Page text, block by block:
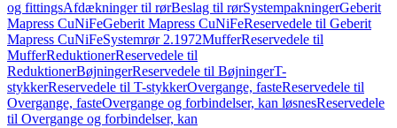
og fittingsAfdækninger til rørBeslag til rørSystempakningerGeberit
Mapress CuNiFeGeberit Mapress CuNiFeReservedele til Geberit
Mapress CuNiFeSystemrør 2.1972MufferReservedele til
MufferReduktionerReservedele til
ReduktionerBøjningerReservedele til BøjningerT-
stykkerReservedele til T-stykkerOvergange, fasteReservedele til
Overgange, fasteOvergange og forbindelser, kan løsnesReservedele
til Overgange og forbindelser, kan